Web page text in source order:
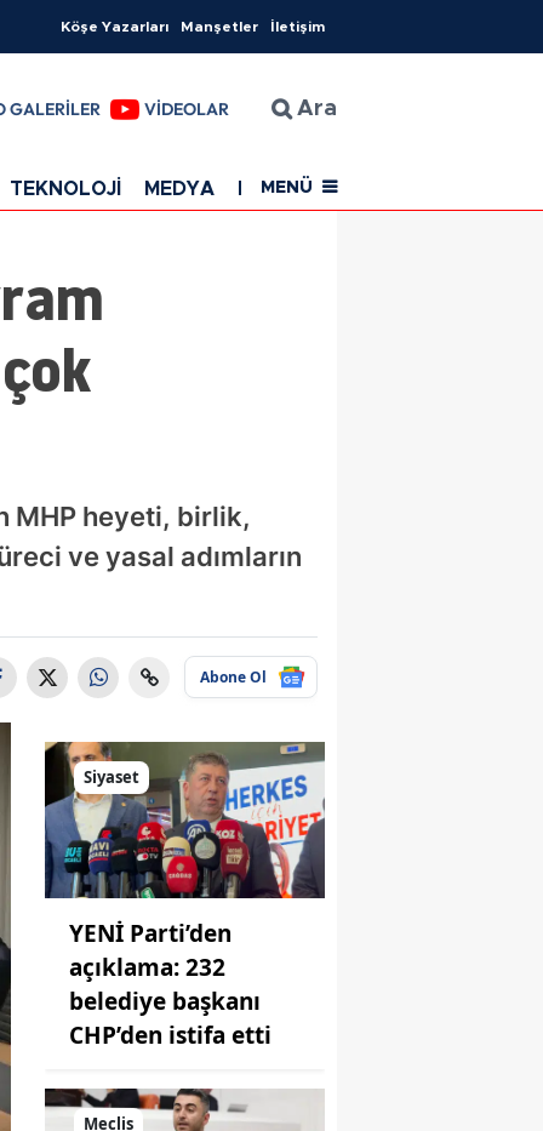
Köşe Yazarları Manşetler İletişim
GALERİLER VİDEOLAR Ara
TEKNOLOJİ MEDYA EĞİTİM SAĞLIK
MENÜ
MHP heyeti, birlik,
ve yasal adımların
Abone Ol
Siyaset
YENİ Parti’den
açıklama: 232
belediye başkanı
CHP’den istifa etti
Meclis